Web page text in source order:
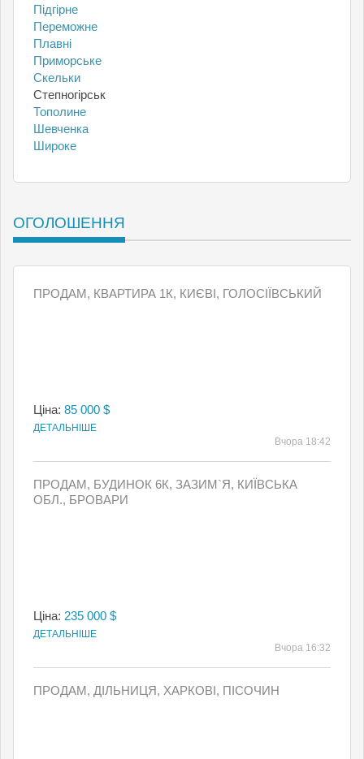
Підгірне
Переможне
Плавні
Приморське
Скельки
Степногірськ
Тополине
Шевченка
Широке
ОГОЛОШЕННЯ
ПРОДАМ, КВАРТИРА 1К, КИЄВI, ГОЛОСІЇВСЬКИЙ
Ціна: 85 000 $
ДЕТАЛЬНІШЕ
Вчора 18:42
ПРОДАМ, БУДИНОК 6К, ЗАЗИМ`Я, КИЇВСЬКА
ОБЛ., БРОВАРИ
Ціна: 235 000 $
ДЕТАЛЬНІШЕ
Вчора 16:32
ПРОДАМ, ДІЛЬНИЦЯ, ХАРКОВІ, ПІСОЧИН